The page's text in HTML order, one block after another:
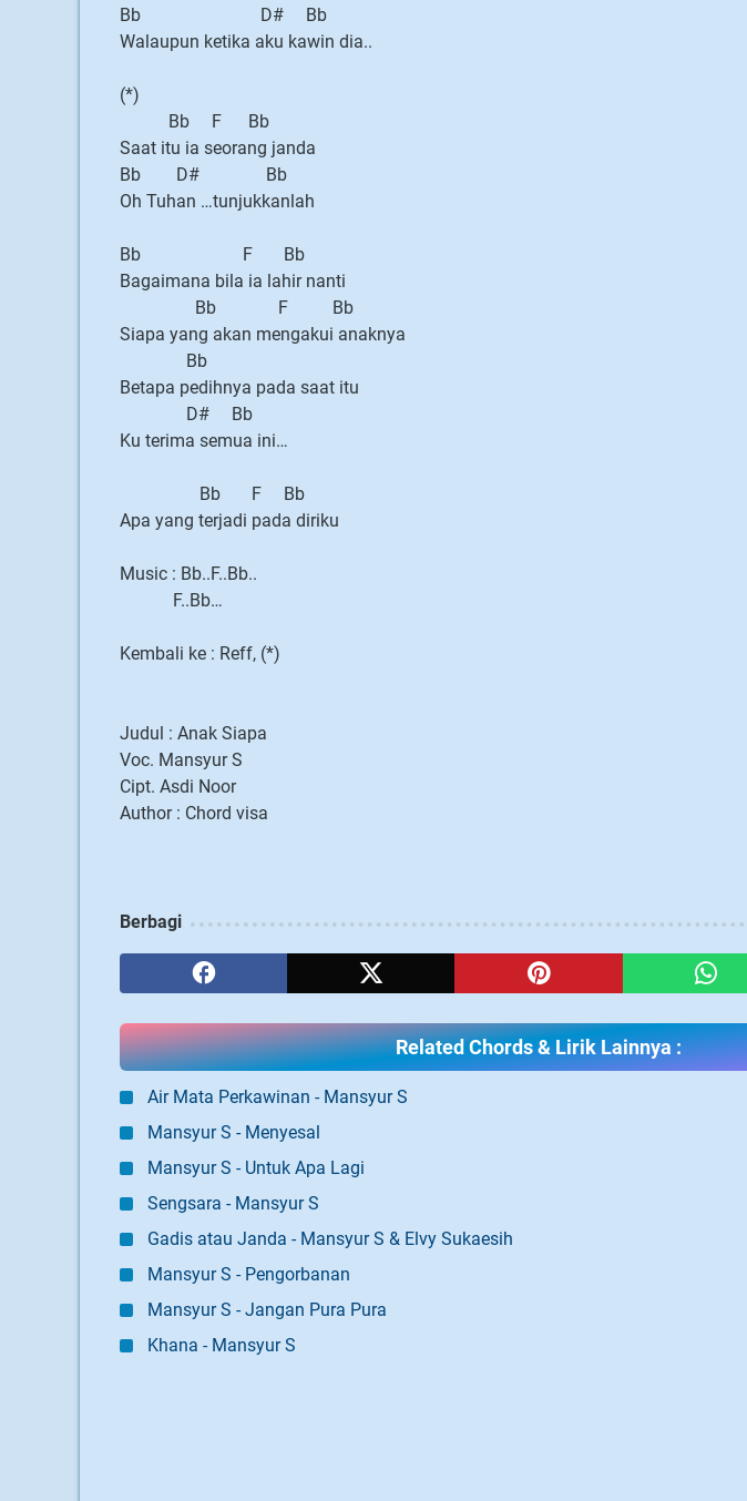
Bb D# Bb
Walaupun ketika aku kawin dia..
(*)
Bb F Bb
Saat itu ia seorang janda
Bb D# Bb
Oh Tuhan …tunjukkanlah
Bb F Bb
Bagaimana bila ia lahir nanti
Bb F Bb
Siapa yang akan mengakui anaknya
Bb
Betapa pedihnya pada saat itu
D# Bb
Ku terima semua ini…
Bb F Bb
Apa yang terjadi pada diriku
Music : Bb..F..Bb..
F..Bb…
Kembali ke : Reff, (*)
Judul : Anak Siapa
Voc. Mansyur S
Cipt. Asdi Noor
Author : Chord visa
Berbagi
Related Chords & Lirik Lainnya :
Air Mata Perkawinan - Mansyur S
Mansyur S - Menyesal
Mansyur S - Untuk Apa Lagi
Sengsara - Mansyur S
Gadis atau Janda - Mansyur S & Elvy Sukaesih
Mansyur S - Pengorbanan
Mansyur S - Jangan Pura Pura
Khana - Mansyur S